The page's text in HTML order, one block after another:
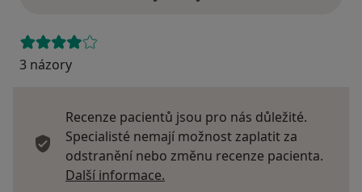
3 názory
Recenze pacientů jsou pro nás důležité.
Specialisté nemají možnost zaplatit za
odstranění nebo změnu recenze pacienta.
Další informace.